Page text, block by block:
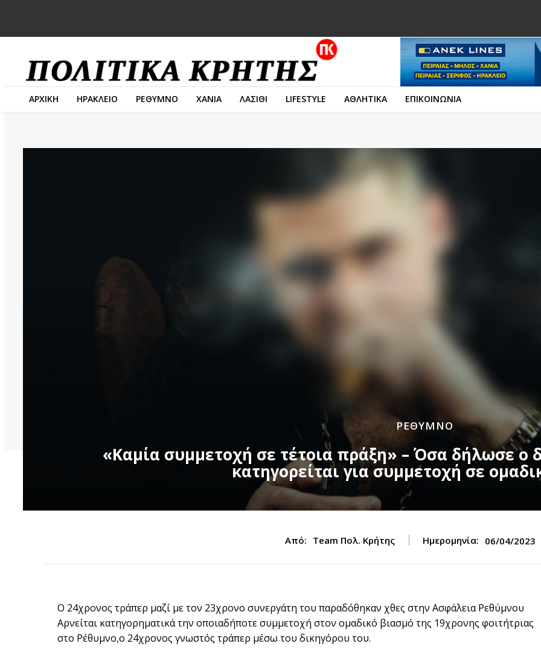
ΑΡΧΙΚΗ ΗΡΑΚΛΕΙΟ ΡΕΘΥΜΝΟ ΧΑΝΙΑ ΛΑΣΙΘΙ LIFESTYLE ΑΘΛΗΤΙΚΑ ΕΠΙΚΟΙΝΩΝΙΑ
ΡΕΘΥΜΝΟ
«Καμία συμμετοχή σε τέτοια πράξη» – Όσα δήλωσε ο
κατηγορείται για συμμετοχή σε
Από: Team Πολ. Κρήτης Ημερομηνία: 06/04/2023
Ο 24χρονος τράπερ μαζί με τον 23χρονο συνεργάτη του παραδόθηκαν χθες στην Ασφάλεια Ρεθύμνου
Αρνείται κατηγορηματικά την οποιαδήποτε συμμετοχή στον ομαδικό βιασμό της 19χρονης φοιτήτριας
στο Ρέθυμνο,ο 24χρονος γνωστός τράπερ μέσω του δικηγόρου του.